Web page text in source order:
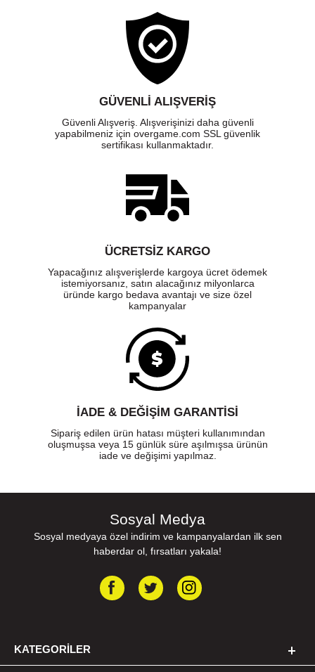
GÜVENLI ALIŞVERIŞ
Güvenli Alışveriş. Alışverişinizi daha güvenli
yapabilmeniz için overgame.com SSL güvenlik
sertifikası kullanmaktadır.
ÜCRETSIZ KARGO
Yapacağınız alışverişlerde kargoya ücret ödemek
istemiyorsanız, satın alacağınız milyonlarca
üründe kargo bedava avantajı ve size özel
kampanyalar
İADE & DEĞİŞİM GARANTİSİ
Sipariş edilen ürün hatası müşteri kullanımından
oluşmuşsa veya 15 günlük süre aşılmışsa ürünün
iade ve değişimi yapılmaz.
Sosyal Medya
Sosyal medyaya özel indirim ve kampanyalardan ilk sen
haberdar ol, fırsatları yakala!
KATEGORILER